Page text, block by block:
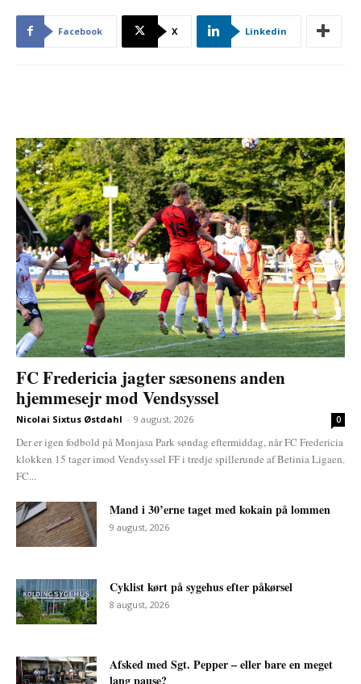
Facebook X Linkedin
FC Fredericia jagter sæsonens anden
hjemmesejr mod Vendsyssel
Nicolai Sixtus Østdahl - 9 august, 2026 0
Der er igen fodbold på Monjasa Park søndag eftermiddag, når FC Fredericia
klokken 15 tager imod Vendsyssel FF i tredje spillerunde af Betinia Ligaen.
FC...
Mand i 30’erne taget med kokain på lommen
9 august, 2026
Cyklist kørt på sygehus efter påkørsel
8 august, 2026
Afsked med Sgt. Pepper – eller bare en meget
lang pause?